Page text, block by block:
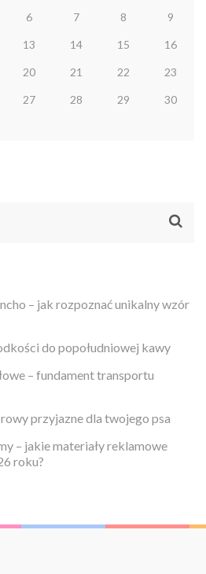
6 7 8 9
13 14 15 16
20 21 22 23
27 28 29 30
– jak rozpoznać unikalny wzór
do popołudniowej kawy
– fundament transportu
przyjazne dla twojego psa
– jakie materiały reklamowe
roku?